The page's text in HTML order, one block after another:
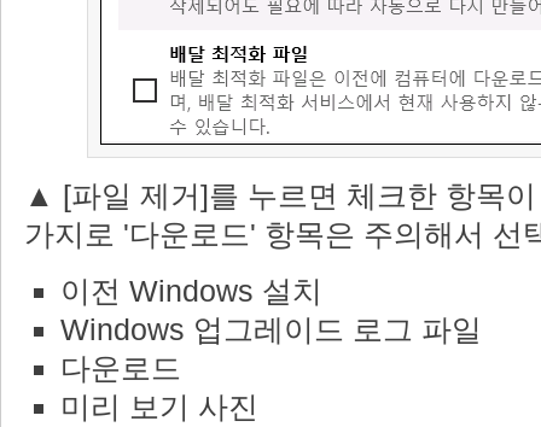
▲ [파일 제거]를 누르면 체크한 항목
가지로 '다운로드' 항목은 주의해서 선
이전 Windows 설치
Windows 업그레이드 로그 파일
다운로드
미리 보기 사진